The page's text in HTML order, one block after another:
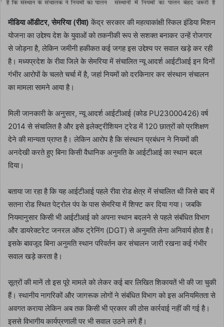
मीडिया ऑडीटर, सेमरिया (रीवा) केंद्र सरकार की महत्वाकांक्षी स्किल इंडिया मिशन
योजना का उद्देश्य देश के युवाओं को तकनीकी रूप से सशक्त बनाकर उन्हें रोजगार
से जोड़ना है, लेकिन जमीनी हकीकत कई जगह इस उद्देश्य पर सवाल खड़े कर रही
है। मध्यप्रदेश के रीवा जिले के सेमरिया में संचालित न्यू आदर्श आईटीआई इन दिनों
गंभीर आरोपों के चलते चर्चा में है, जहां नियमों को दरकिनार कर संस्थान संचालन
का मामला सामने आया है।
मिली जानकारी के अनुसार, न्यू आदर्श आईटीआई (कोड PU23000426) वर्ष
2014 से संचालित है और इसे इलेक्ट्रीशियन ट्रेड में 120 छात्रों को प्रशिक्षण
देने की मान्यता प्राप्त है। लेकिन आरोप है कि संस्थान प्रबंधन ने नियमों की
अनदेखी करते हुए बिना किसी वैधानिक अनुमति के आईटीआई का स्थान बदल
दिया।
बताया जा रहा है कि यह आईटीआई पहले रीवा रोड क्षेत्र में संचालित थी जिसे बाद में
सतना रोड स्थित पेट्रोल पंप के पास सेमरिया में शिफ्ट कर दिया गया। जबकि
नियमानुसार किसी भी आईटीआई को अपना स्थान बदलने से पहले संबंधित विभाग
और डायरेक्टरेट जनरल ऑफ ट्रेनिंग (DGT) से अनुमति लेना अनिवार्य होता है।
इसके बावजूद बिना अनुमति स्थान परिवर्तन कर संचालन जारी रखना कई गंभीर
सवाल खड़े करता है।
सूत्रों की मानें तो इस पूरे मामले को लेकर कई बार लिखित शिकायतें भी की जा चुकी
हैं। स्थानीय नागरिकों और जागरूक लोगों ने संबंधित विभाग को इस अनियमितता से
अवगत कराया लेकिन अब तक किसी भी प्रकार की ठोस कार्रवाई नहीं की गई है।
इससे विभागीय कार्यप्रणाली पर भी सवाल उठने लगे हैं।